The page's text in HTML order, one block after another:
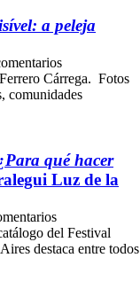
a peleja
Cárrega. Fotos
comunidades
qué hacer
Luz de la
del Festival
destaca entre todos